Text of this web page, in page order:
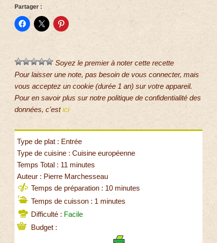
Partager :
Soyez le premier à noter cette recette
Pour laisser une note, pas besoin de vous connecter, mais
vous acceptez un cookie (durée 1 an) sur votre appareil.
Pour en savoir plus sur notre politique de confidentialité des
données, c'estici
Type de plat : Entrée
Type de cuisine : Cuisine européenne
Temps Total : 11 minutes
Auteur : Pierre Marchesseau
Temps de préparation : 10 minutes
Temps de cuisson : 1 minutes
Difficulté : Facile
Budget :